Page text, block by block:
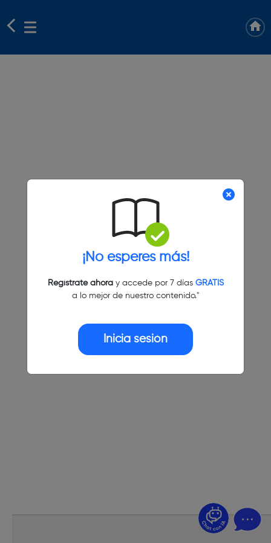
¡No esperes más!
Regístrate ahoray accede por 7 días GRATIS
a lo mejor de nuestro contenido."
Inicia sesión